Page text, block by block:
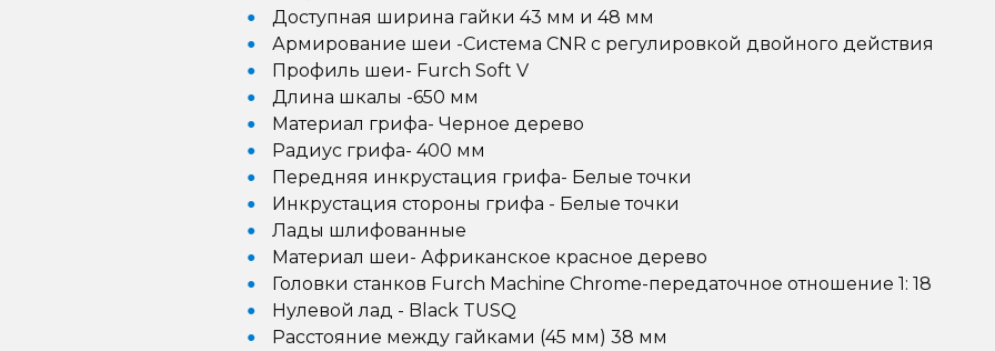
Доступная ширина гайки 43 мм и 48 мм
Армирование шеи -Система CNR с регулировкой двойного действия
Профиль шеи- Furch Soft V
Длина шкалы -650 мм
Материал грифа- Черное дерево
Радиус грифа- 400 мм
Передняя инкрустация грифа- Белые точки
Инкрустация стороны грифа - Белые точки
Лады шлифованные
Материал шеи- Африканское красное дерево
Головки станков Furch Machine Chrome-передаточное отношение 1: 18
Нулевой лад - Black TUSQ
Расстояние между гайками (45 мм) 38 мм